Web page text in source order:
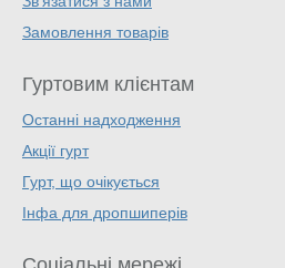
Замовлення товарів
Гуртовим клієнтам
Останні надходження
Акції гурт
Гурт, що очікується
Інфа для дропшиперів